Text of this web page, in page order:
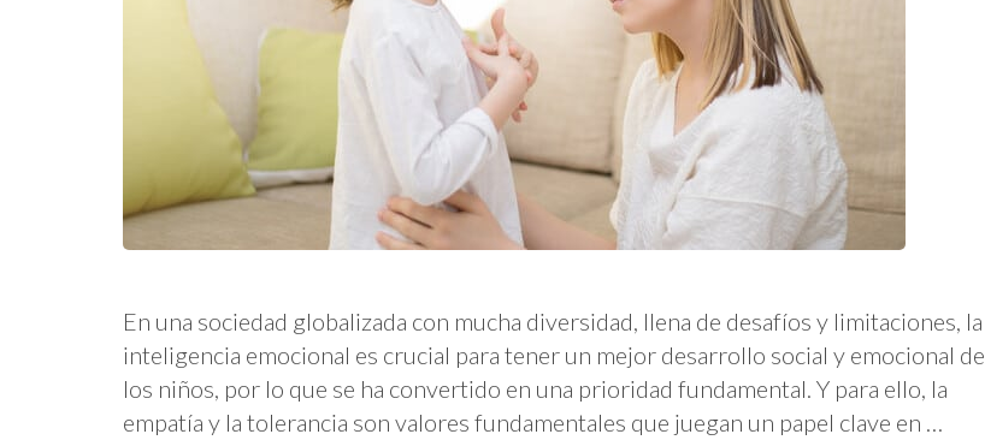
En una sociedad globalizada con mucha diversidad, llena de desafíos y limitaciones, la
inteligencia emocional es crucial para tener un mejor desarrollo social y emocional de
los niños, por lo que se ha convertido en una prioridad fundamental. Y para ello, la
empatía y la tolerancia son valores fundamentales que juegan un papel clave en …